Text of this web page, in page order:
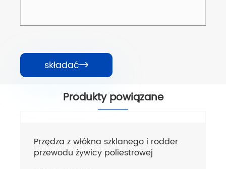
składać
Produkty powiązane